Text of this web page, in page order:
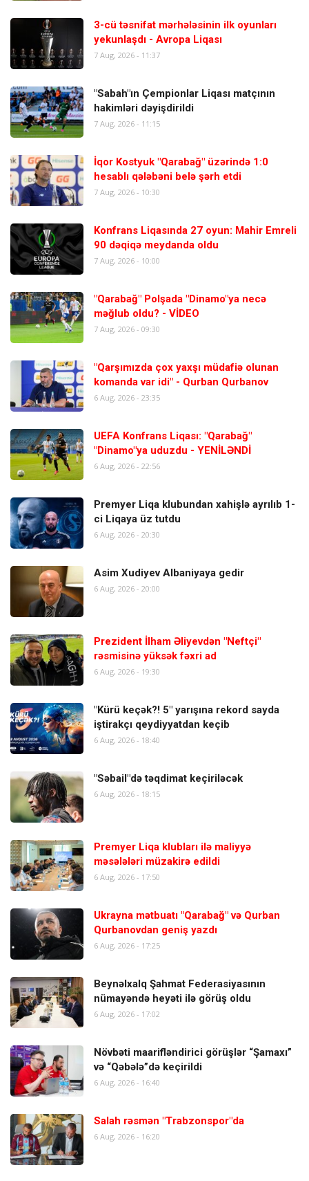
3-cü təsnifat mərhələsinin ilk oyunları
yekunlaşdı - Avropa Liqası
7 Aug, 2026 - 11:37
"Sabah"ın Çempionlar Liqası matçının
hakimləri dəyişdirildi
7 Aug, 2026 - 11:15
İqor Kostyuk "Qarabağ" üzərində 1:0
hesablı qələbəni belə şərh etdi
7 Aug, 2026 - 10:30
Konfrans Liqasında 27 oyun: Mahir Emreli
90 dəqiqə meydanda oldu
7 Aug, 2026 - 10:00
"Qarabağ" Polşada "Dinamo"ya necə
məğlub oldu? - VİDEO
7 Aug, 2026 - 09:30
"Qarşımızda çox yaxşı müdafiə olunan
komanda var idi" - Qurban Qurbanov
6 Aug, 2026 - 23:35
UEFA Konfrans Liqası: "Qarabağ"
"Dinamo"ya uduzdu - YENİLƏNDİ
6 Aug, 2026 - 22:56
Premyer Liqa klubundan xahişlə ayrılıb 1-
ci Liqaya üz tutdu
6 Aug, 2026 - 20:30
Asim Xudiyev Albaniyaya gedir
6 Aug, 2026 - 20:00
Prezident İlham Əliyevdən "Neftçi"
rəsmisinə yüksək fəxri ad
6 Aug, 2026 - 19:30
"Kürü keçək?! 5" yarışına rekord sayda
iştirakçı qeydiyyatdan keçib
6 Aug, 2026 - 18:40
"Səbail"də təqdimat keçiriləcək
6 Aug, 2026 - 18:15
Premyer Liqa klubları ilə maliyyə
məsələləri müzakirə edildi
6 Aug, 2026 - 17:50
Ukrayna mətbuatı "Qarabağ" və Qurban
Qurbanovdan geniş yazdı
6 Aug, 2026 - 17:25
Beynəlxalq Şahmat Federasiyasının
nümayəndə heyəti ilə görüş oldu
6 Aug, 2026 - 17:02
Növbəti maarifləndirici görüşlər “Şamaxı”
və “Qəbələ”də keçirildi
6 Aug, 2026 - 16:40
Salah rəsmən "Trabzonspor"da
6 Aug, 2026 - 16:20